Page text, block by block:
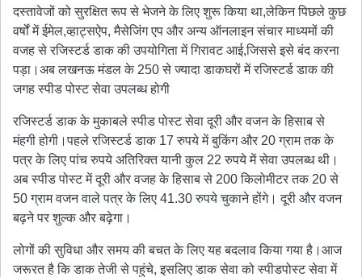
दस्तावेजों को सुरक्षित रूप से भेजने के लिए शुरू किया था,लेकिन पिछले कुछ
वर्षों में ईमेल,व्हाट्सऐप, मैसेजिंग एप और अन्य ऑनलाइन संचार माध्यमों की
वजह से रजिस्टर्ड डाक की उपयोगिता में गिरावट आई,जिससे इसे बंद करना
पड़ा।अब लखनऊ मंडल के 250 से ज्यादा डाकघरों में रजिस्टर्ड डाक की
जगह स्पीड पोस्ट सेवा उपलब्ध होगी
रजिस्टर्ड डाक के मुकाबले स्पीड पोस्ट सेवा दूरी और वजन के हिसाब से
मंहगी होगी।पहले रजिस्टर्ड डाक 17 रुपये में बुकिंग और 20 ग्राम तक के
पत्र के लिए पांच रुपये अतिरिक्त यानी कुल 22 रुपये में सेवा उपलब्ध थी।
अब स्पीड पोस्ट में दूरी और वजह के हिसाब से 200 किलोमीटर तक 20 से
50 ग्राम वजन वाले पत्र के लिए 41.30 रुपये चुकाने होंगे। दूरी और वजन
बढ़ने पर शुल्क और बढ़ेगा।
लोगों की सुविधा और समय की बचत के लिए यह बदलाव किया गया है।आज
जरूरत है कि डाक तेजी से पहुंचे, इसलिए डाक सेवा को स्पीडपोस्ट सेवा में